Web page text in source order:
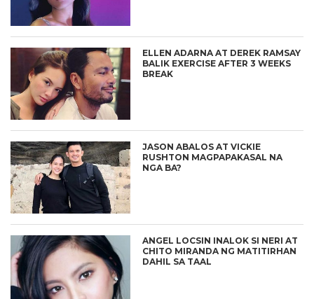
ELLEN ADARNA AT DEREK RAMSAY
BALIK EXERCISE AFTER 3 WEEKS
BREAK
JASON ABALOS AT VICKIE
RUSHTON MAGPAPAKASAL NA
NGA BA?
ANGEL LOCSIN INALOK SI NERI AT
CHITO MIRANDA NG MATITIRHAN
DAHIL SA TAAL